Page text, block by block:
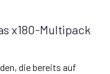
x180-Multipack
die bereits auf